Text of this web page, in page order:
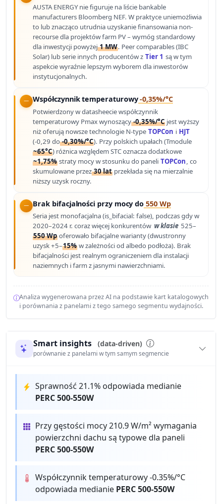
AUSTA ENERGY nie figuruje na liście bankable
manufacturers Bloomberg NEF. W praktyce uniemożliwia
to lub znacząco utrudnia uzyskanie finansowania non-
recourse dla projektów farm PV – wymóg standardowy
dla inwestycji powyżej1 MW. Peer comparables (IBC
Solar) lub serie innych producentów z Tier 1 są w tym
aspekcie wyraźnie lepszym wyborem dla inwestorów
instytucjonalnych.
Współczynnik temperaturowy-0,35%/°C
Potwierdzony w datasheecie współczynnik
temperaturowy Pmax wynoszący-0,35%/°C jest wyższy
niż oferują nowsze technologie N-type TOPCon i HJT
(-0,29 do-0,30%/°C). Przy polskich upałach (Tmodule
~65°C) różnica względem STC oznacza dodatkowe
~1,75% straty mocy w stosunku do paneli TOPCon, co
skumulowane przez30 lat przekłada się na mierzalnie
niższy uzysk roczny.
Brak bifacjalności przy mocy do 550 Wp
Seria jest monofacjalna (is_bifacial: false), podczas gdy w
2020–2024 r. coraz więcej konkurentów w klasie 525–
550 Wp oferowało bifacjalne warianty (dwustronny
uzysk +5–15% w zależności od albedo podłoża). Brak
bifacjalności jest realnym ograniczeniem dla instalacji
naziemnych i farm z jasnymi nawierzchniami.
Analiza wygenerowana przez AI na podstawie kart katalogowych
i porównania z panelami z tego samego segmentu wydajności.
Smart insights (data-driven)
porównanie z panelami w tym samym segmencie
Sprawność 21.1% odpowiada medianie
PERC 500-550W
Przy gęstości mocy 210.9 W/m² wymagania
powierzchni dachu są typowe dla paneli
PERC 500-550W
Współczynnik temperaturowy -0.35%/°C
odpowiada medianie PERC 500-550W